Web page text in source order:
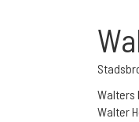
Walters
Walter